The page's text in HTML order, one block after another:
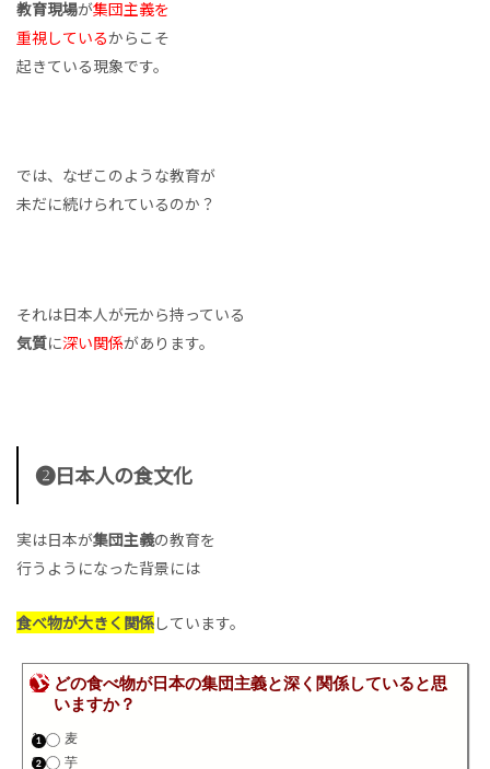
教育現場が集団主義を
重視しているからこそ
起きている現象です。
では、なぜこのような教育が
未だに続けられているのか？
それは日本人が元から持っている
気質に深い関係があります。
❷日本人の食文化
実は日本が集団主義の教育を
行うようになった背景には
食べ物が大きく関係しています。
どの食べ物が日本の集団主義と深く関係していると思
いますか？
麦
芋